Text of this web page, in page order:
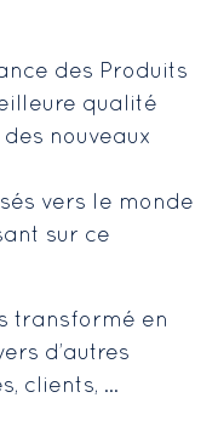
des Produits
qualité
nouveaux
vers le monde
sur ce
transformé en
d’autres
clients, …